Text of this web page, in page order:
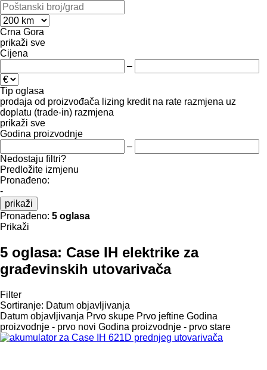
Crna Gora
prikaži sve
Cijena
–
Tip oglasa
prodaja od proizvođača lizing kredit na rate razmjena uz
doplatu (trade-in) razmjena
prikaži sve
Godina proizvodnje
–
Nedostaju filtri?
Predložite izmjenu
Pronađeno:
-
prikaži
Pronađeno: 5 oglasa
Prikaži
5 oglasa: Case IH elektrike za
građevinskih utovarivača
Filter
Sortiranje: Datum objavljivanja
Datum objavljivanja Prvo skupe Prvo jeftine Godina
proizvodnje - prvo novi Godina proizvodnje - prvo stare